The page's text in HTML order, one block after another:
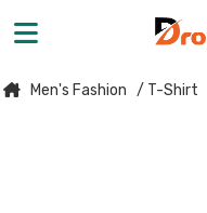
Men's Fashion / T-Shirt